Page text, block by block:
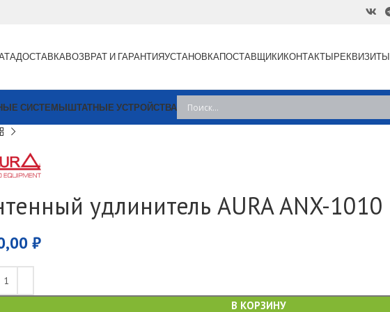
ДОСТАВКАВОЗВРАТ И ГАРАНТИЯУСТАНОВКАПОСТАВЩИКИКОНТАКТЫРЕКВИЗИТЫ
СИСТЕМЫШТАТНЫЕ УСТРОЙСТВА
удлинитель AURA ANX-1010
₽
В КОРЗИНУ